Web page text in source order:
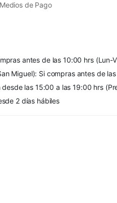
de Pago
antes de las 10:00 hrs (Lun-
Miguel): Si compras antes de
desde las 15:00 a las 19:00 hrs
2 días hábiles